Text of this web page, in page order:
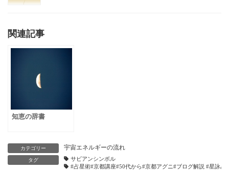
関連記事
知恵の辞書
カテゴリー 宇宙エネルギーの流れ
タグ
サビアンシンボル
#占星術#京都講座#50代から#京都アグニ#ブログ解説 #星詠み